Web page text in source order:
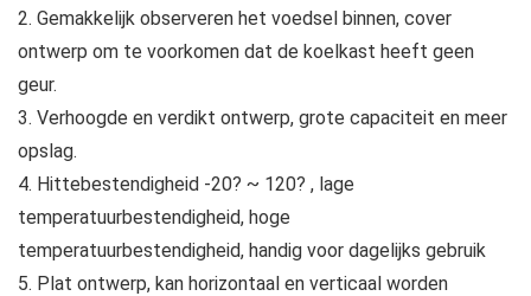
2. Gemakkelijk observeren het voedsel binnen, cover
ontwerp om te voorkomen dat de koelkast heeft geen
geur.
3. Verhoogde en verdikt ontwerp, grote capaciteit en meer
opslag.
4. Hittebestendigheid -20? ~ 120? , lage
temperatuurbestendigheid, hoge
temperatuurbestendigheid, handig voor dagelijks gebruik
5. Plat ontwerp, kan horizontaal en verticaal worden